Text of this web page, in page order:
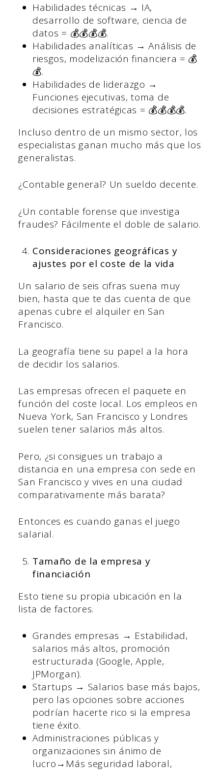
Habilidades técnicas → IA,
desarrollo de software, ciencia de
datos = 💰💰💰💰.
Habilidades analíticas → Análisis de
riesgos, modelización financiera = 💰
💰.
Habilidades de liderazgo →
Funciones ejecutivas, toma de
decisiones estratégicas = 💰💰💰💰.
Incluso dentro de un mismo sector, los
especialistas ganan mucho más que los
generalistas.
¿Contable general? Un sueldo decente.
¿Un contable forense que investiga
fraudes? Fácilmente el doble de salario.
Consideraciones geográficas y
ajustes por el coste de la vida
Un salario de seis cifras suena muy
bien, hasta que te das cuenta de que
apenas cubre el alquiler en San
Francisco.
La geografía tiene su papel a la hora
de decidir los salarios.
Las empresas ofrecen el paquete en
función del coste local. Los empleos en
Nueva York, San Francisco y Londres
suelen tener salarios más altos.
Pero, ¿si consigues un trabajo a
distancia en una empresa con sede en
San Francisco y vives en una ciudad
comparativamente más barata?
Entonces es cuando ganas el juego
salarial.
Tamaño de la empresa y
financiación
Esto tiene su propia ubicación en la
lista de factores.
Grandes empresas → Estabilidad,
salarios más altos, promoción
estructurada (Google, Apple,
JPMorgan).
Startups → Salarios base más bajos,
pero las opciones sobre acciones
podrían hacerte rico si la empresa
tiene éxito.
Administraciones públicas y
organizaciones sin ánimo de
lucro→Más seguridad laboral,